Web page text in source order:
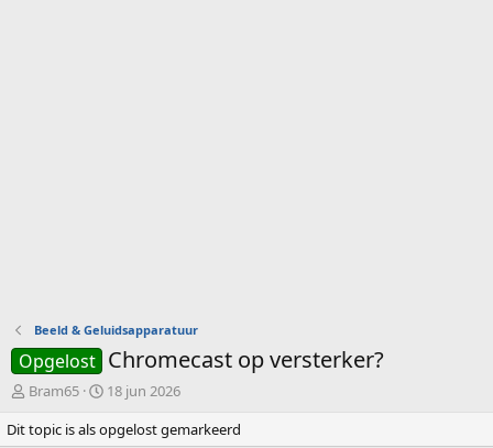
Beeld & Geluidsapparatuur
Opgelost Chromecast op versterker?
O
d
Bram65
S
a
18 jun 2026
Dit topic is als opgelost gemarkeerd